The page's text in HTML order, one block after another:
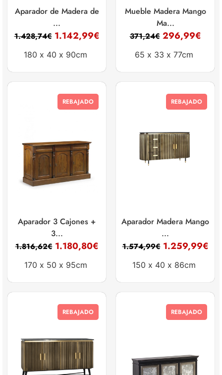
Aparador de Madera de
...
1.428,74€ 1.142,99€
180 x 40 x 90cm
Mueble Madera Mango
Ma...
371,24€ 296,99€
65 x 33 x 77cm
REBAJADO
Aparador 3 Cajones +
3...
1.816,62€ 1.180,80€
170 x 50 x 95cm
REBAJADO
Aparador Madera Mango
...
1.574,99€ 1.259,99€
150 x 40 x 86cm
REBAJADO REBAJADO